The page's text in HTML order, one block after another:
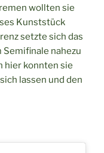
wollten sie
Kunststück
setzte sich das
Semifinale nahezu
hier konnten sie
lassen und den